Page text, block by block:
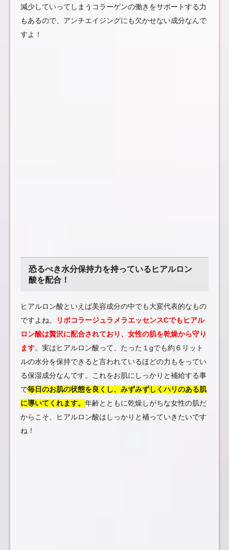
減少していってしまうコラーゲンの働きをサポートする力
もあるので、アンチエイジングにも欠かせない成分なんで
すよ！
恐るべき水分保持力を持っているヒアルロン
酸を配合！
ヒアルロン酸といえば美容成分の中でも大変代表的なもの
ですよね。
リポコラージュラメラエッセンスCでもヒアル
ロン酸は贅沢に配合されており、女性の肌を乾燥から守り
ます。実はヒアルロン酸って、たった１gでも約６リット
ルの水分を保持できると言われているほどの力もをってい
る保湿成分なんです。これをお肌にしっかりと補給する事
で毎日のお肌の状態を良くし、みずみずしくハリのある肌
に導いてくれます。 年齢とともに乾燥しがちな女性の肌だ
からこそ、ヒアルロン酸はしっかりと補っていきたいです
ね！